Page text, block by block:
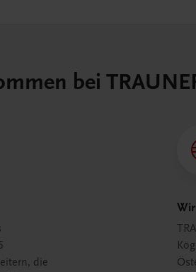
bei
die